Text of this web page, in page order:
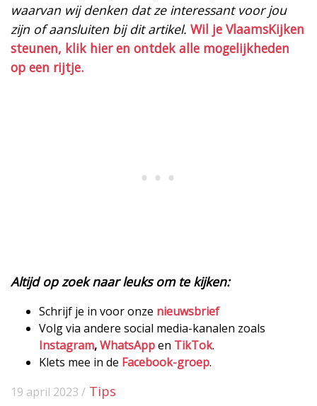
waarvan wij denken dat ze interessant voor jou
zijn of aansluiten bij dit artikel. Wil je VlaamsKijken
steunen, klik hier en ontdek alle mogelijkheden
op een rijtje.
Altijd op zoek naar leuks om te kijken:
Schrijf je in voor onze nieuwsbrief
Volg via andere social media-kanalen zoals
Instagram,WhatsAppen TikTok.
Klets mee in de Facebook-groep.
19 april 2023 / Tips